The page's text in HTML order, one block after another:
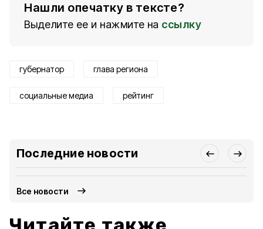
Нашли опечатку в тексте?
Выделите ее и нажмите на ссылку
губернатор глава региона
социальные медиа рейтинг
Последние новости
Все новости